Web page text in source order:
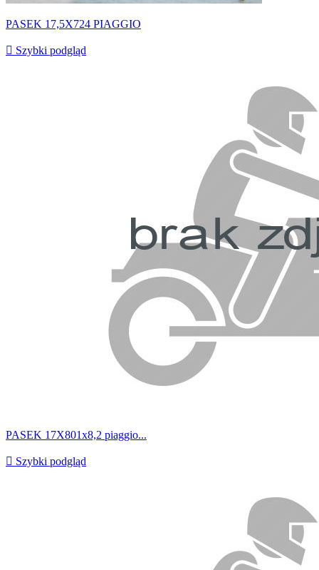
PASEK 17,5X724 PIAGGIO
 Szybki podgląd
PASEK 17X801x8,2 piaggio...
 Szybki podgląd